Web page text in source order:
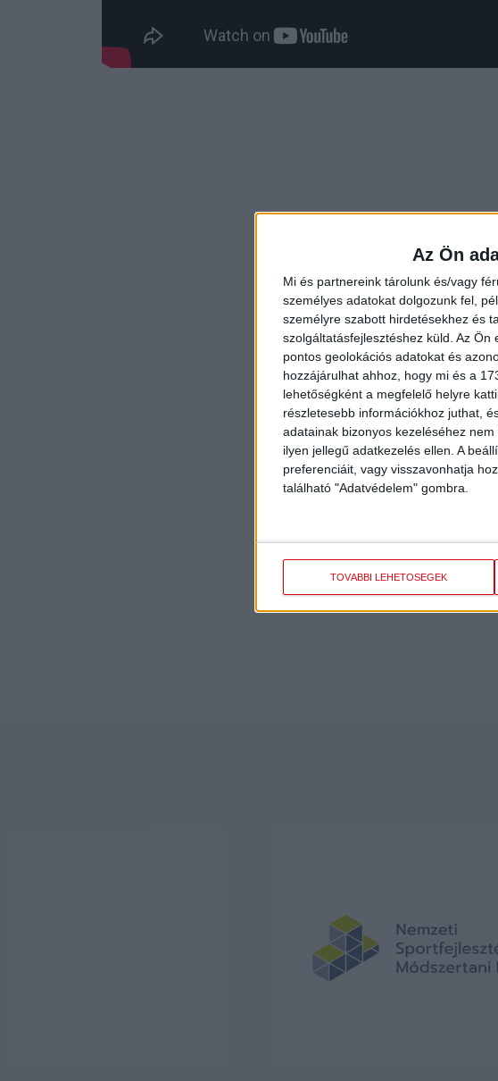
Az Ön
Mi és partnereink tárolunk és/vagy
személyes adatokat dolgozunk fel,
személyre szabott hirdetésekhez és
szolgáltatásfejlesztéshez küld. Az Ön
pontos geolokációs adatokat és
hozzájárulhat ahhoz, hogy mi és a
lehetőségként a megfelelő helyre
részletesebb információkhoz juthat,
adatainak bizonyos kezeléséhez
ilyen jellegű adatkezelés ellen. A
preferenciáit, vagy visszavonhatja
található "Adatvédelem" gombra.
TOVÁBBI LEHETŐSÉGEK